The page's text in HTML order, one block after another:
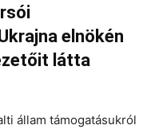
elnökén
látta
állam támogatásukról